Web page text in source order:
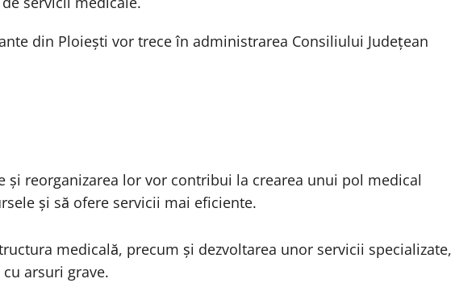
din Ploiești vor trece în administrarea Consiliului Județean
și reorganizarea lor vor contribui la crearea unui pol medical
și să ofere servicii mai eficiente.
medicală, precum și dezvoltarea unor servicii specializate,
arsuri grave.